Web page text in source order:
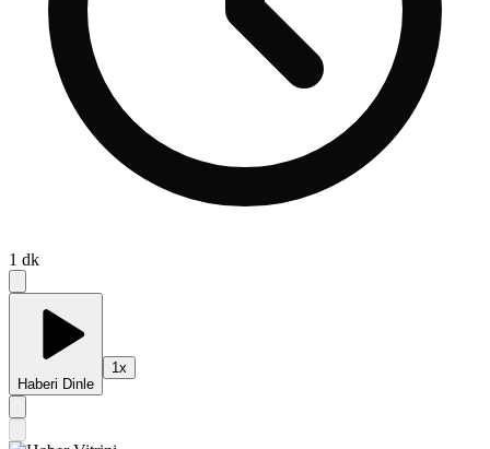
1 dk
Haberi Dinle
1x